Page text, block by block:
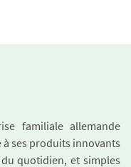
familiale allemande
ses produits innovants
quotidien, et simples